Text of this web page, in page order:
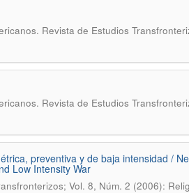
Revista de Estudios
Revista de Estudios
preventiva y de baja intensidad /
Low Intensity War
Vol. 8, Núm. 2 (2006):